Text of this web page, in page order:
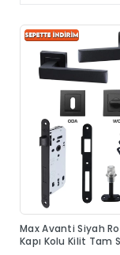
Max Avanti Siyah
Kapı Kolu Kilit Tam